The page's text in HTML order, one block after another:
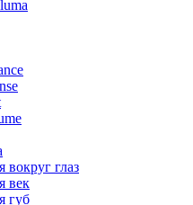
вокруг глаз
век
губ